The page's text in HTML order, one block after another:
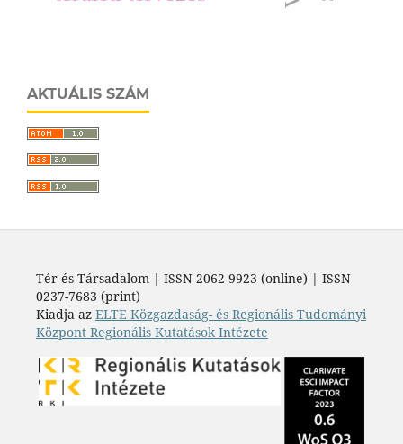
AKTUÁLIS SZÁM
Tér és Társadalom | ISSN 2062-9923 (online) | ISSN
0237-7683 (print)
Kiadja az ELTE Közgazdaság- és Regionális Tudományi
Központ Regionális Kutatások Intézete